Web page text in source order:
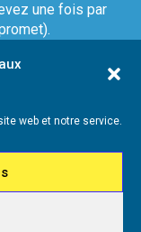
web et notre service.
une fois par